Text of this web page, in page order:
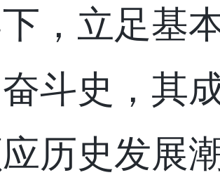
，立足基
斗史 ，其
历史发展